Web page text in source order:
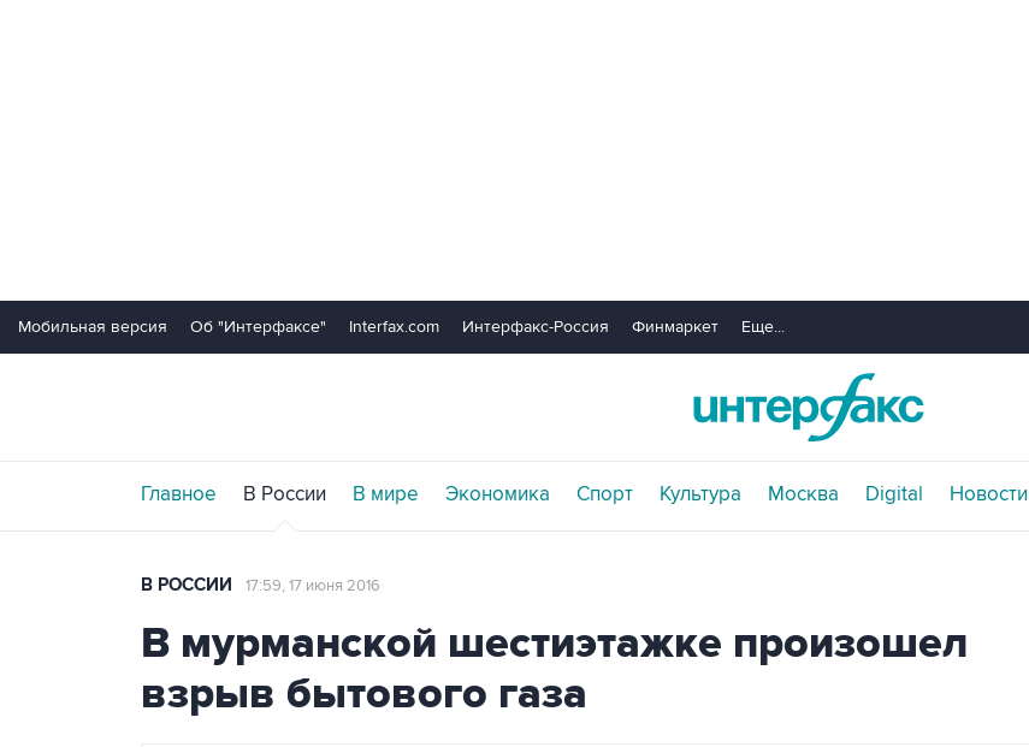
Мобильная версия Об "Интерфаксе" Interfax.com Интерфакс-Россия Финмаркет Еще...
Главное В России В мире Экономика Спорт Культура Москва Digital Новости
В РОССИИ 17:59, 17 июня 2016
В мурманской шестиэтажке произошел
взрыв бытового газа